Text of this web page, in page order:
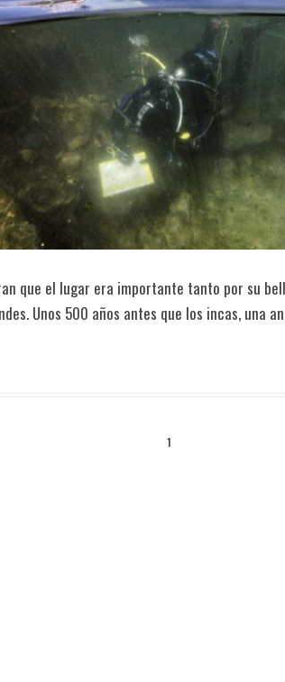
que el lugar era importante tanto por su
Unos 500 años antes que los incas, una
1